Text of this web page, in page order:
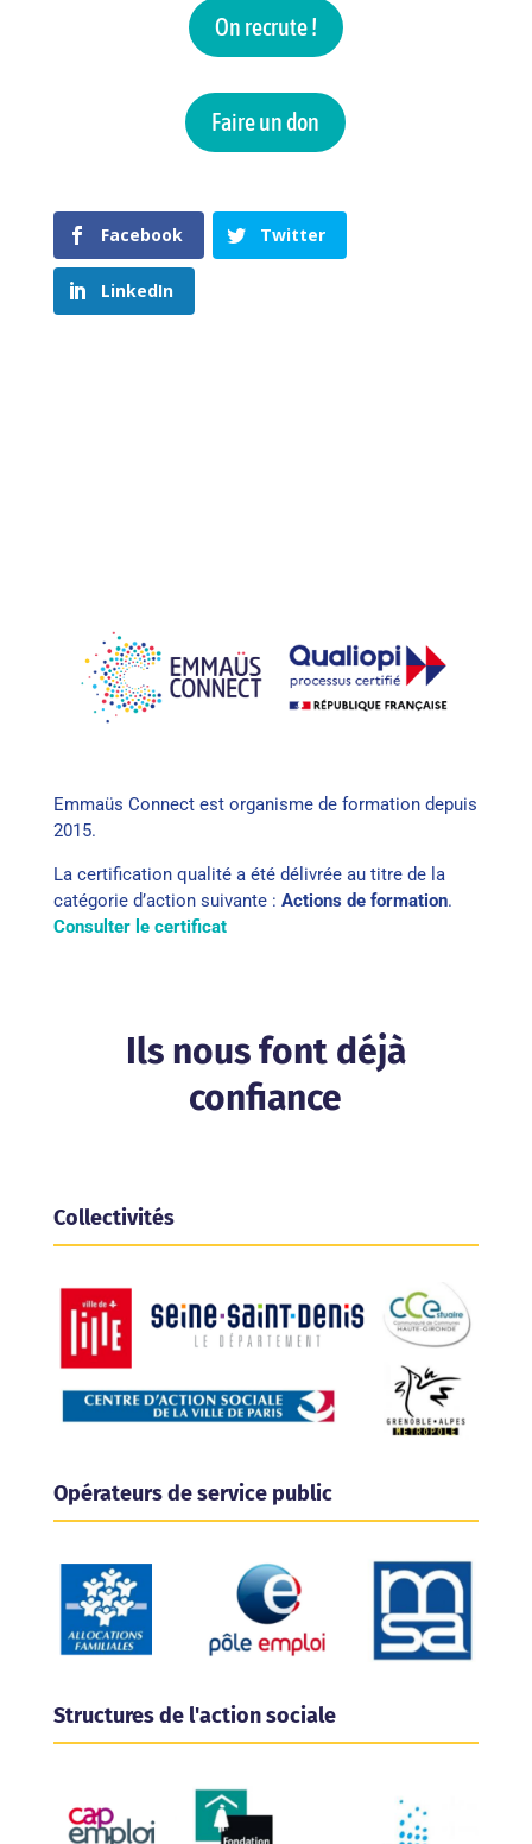
On recrute !
Faire un don
Facebook Twitter
LinkedIn
Emmaüs Connect est organisme de formation depuis
2015.
La certification qualité a été délivrée au titre de la
catégorie d’action suivante : Actions de formation.
Consulter le certificat
Ils nous font déjà
confiance
Collectivités
Opérateurs de service public
Structures de l'action sociale